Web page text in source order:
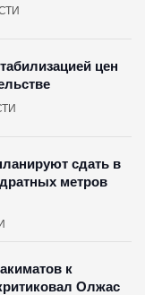
цен
сдать в
метров
к
Олжас